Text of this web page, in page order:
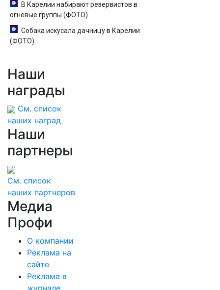
В Карелии набирают резервистов в
огневые группы (ФОТО)
Собака искусала дачницу в Карелии
(ФОТО)
Наши
награды
См. список
наших наград
Наши
партнеры
См. список
наших партнеров
Медиа
Профи
О компании
Реклама на
сайте
Реклама в
журнале